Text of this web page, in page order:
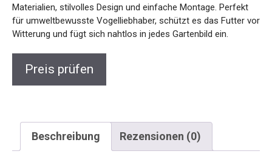
Materialien, stilvolles Design und einfache Montage. Perfekt
für umweltbewusste Vogelliebhaber, schützt es das Futter vor
Witterung und fügt sich nahtlos in jedes Gartenbild ein.
Preis prüfen
Beschreibung Rezensionen (0)